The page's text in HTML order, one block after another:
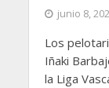
junio 8,
Los
Iñaki
la Liga